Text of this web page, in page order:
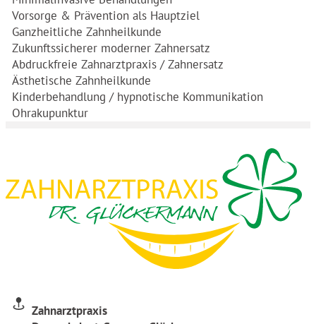
Vorsorge & Prävention als Hauptziel
Ganzheitliche Zahnheilkunde
Zukunftssicherer moderner Zahnersatz
Abdruckfreie Zahnarztpraxis / Zahnersatz
Ästhetische Zahnheilkunde
Kinderbehandlung / hypnotische Kommunikation
Ohrakupunktur
Zahnarztpraxis